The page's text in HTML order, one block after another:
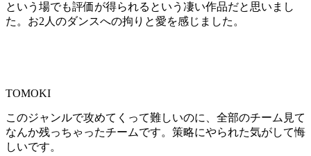
という場でも評価が得られるという凄い作品だと思いまし
た。お2人のダンスへの拘りと愛を感じました。
TOMOKI
このジャンルで攻めてくって難しいのに、全部のチーム見て
なんか残っちゃったチームです。策略にやられた気がして悔
しいです。